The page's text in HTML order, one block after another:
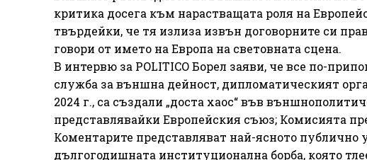
критика досега към нарастващата роля на
твърдейки, че тя излиза извън договорните си
говори от името на Европа на световната сцена.
В интервю за POLITICO Борел заяви, че все по-
служба за външна дейност, дипломатическият
2024 г., са създали „доста хаос“ във
представлявайки Европейския съюз; Комисията
Коментарите представляват най-ясното
дългогодишната институционална борба, която